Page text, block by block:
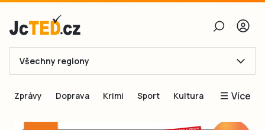
E-mail
Všechny regiony
Zprávy Doprava Krimi Sport Kultura Více